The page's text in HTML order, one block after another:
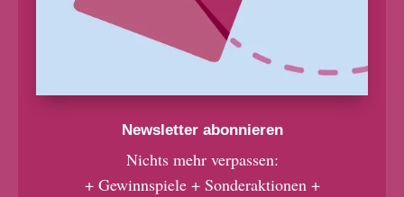
Newsletter abonnieren
Nichts mehr verpassen:
+ Gewinnspiele + Sonderaktionen +